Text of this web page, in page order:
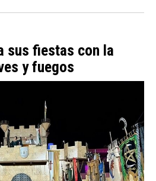
sus fiestas con la
y fuegos